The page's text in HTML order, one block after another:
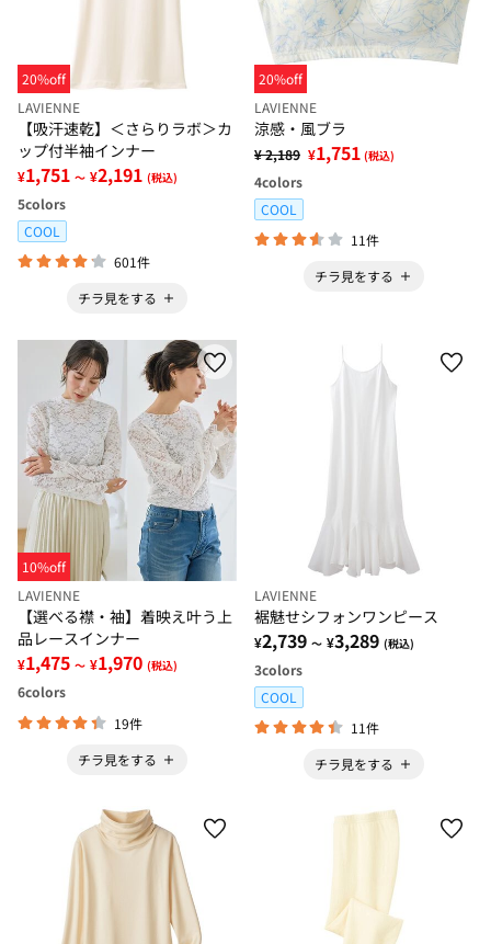
20%off
LAVIENNE
【吸汗速乾】＜さらりラボ＞カ
ップ付半袖インナー
¥1,751 ～ ¥2,191 (税込)
5colors
COOL
601件
チラ見をする
20%off
LAVIENNE
涼感・風ブラ
¥ 2,189 ¥1,751 (税込)
4colors
COOL
11件
チラ見をする
10%off
LAVIENNE
【選べる襟・袖】着映え叶う上
品レースインナー
¥1,475 ～ ¥1,970 (税込)
6colors
19件
チラ見をする
LAVIENNE
裾魅せシフォンワンピース
¥2,739 ～ ¥3,289 (税込)
3colors
COOL
11件
チラ見をする